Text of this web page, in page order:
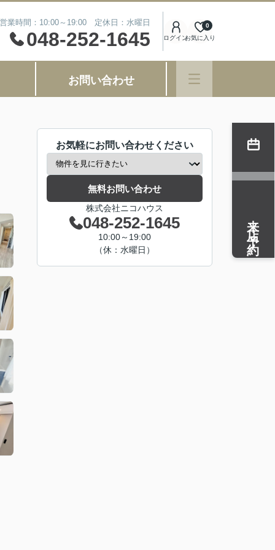
営業時間：10:00～19:00 定休日：水曜日
048-252-1645 ログインお気に入り
0
お問い合わせ
お気軽にお問い合わせください
無料お問い合わせ
株式会社ニコハウス
048-252-1645
10:00～19:00
（休：水曜日）
来店予約